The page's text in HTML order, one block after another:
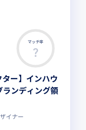
マッチ率
ター】インハウ
ンディング領
イナー